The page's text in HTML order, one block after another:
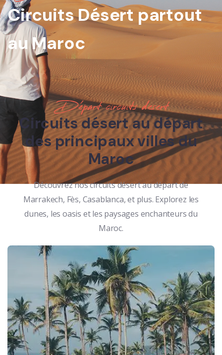
Circuits Désert partout
au Maroc
Départ circuits desert
Circuits désert au départ
des principaux villes du
Maroc
Découvrez nos circuits désert au départ de
Marrakech, Fès, Casablanca, et plus. Explorez les
dunes, les oasis et les paysages enchanteurs du
Maroc.